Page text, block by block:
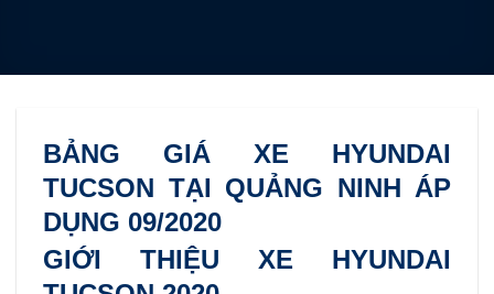
BẢNG GIÁ XE HYUNDAI
TUCSON TẠI QUẢNG NINH ÁP
DỤNG 09/2020
GIỚI THIỆU XE HYUNDAI